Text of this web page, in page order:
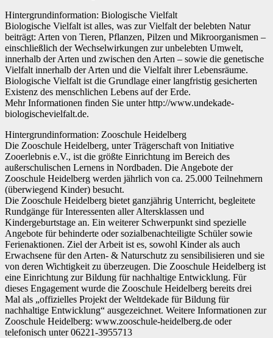
Hintergrundinformation: Biologische Vielfalt
Biologische Vielfalt ist alles, was zur Vielfalt der belebten Natur
beiträgt: Arten von Tieren, Pflanzen, Pilzen und Mikroorganismen –
einschließlich der Wechselwirkungen zur unbelebten Umwelt,
innerhalb der Arten und zwischen den Arten – sowie die genetische
Vielfalt innerhalb der Arten und die Vielfalt ihrer Lebensräume.
Biologische Vielfalt ist die Grundlage einer langfristig gesicherten
Existenz des menschlichen Lebens auf der Erde.
Mehr Informationen finden Sie unter http://www.undekade-
biologischevielfalt.de.
Hintergrundinformation: Zooschule Heidelberg
Die Zooschule Heidelberg, unter Trägerschaft von Initiative
Zooerlebnis e.V., ist die größte Einrichtung im Bereich des
außerschulischen Lernens in Nordbaden. Die Angebote der
Zooschule Heidelberg werden jährlich von ca. 25.000 Teilnehmern
(überwiegend Kinder) besucht.
Die Zooschule Heidelberg bietet ganzjährig Unterricht, begleitete
Rundgänge für Interessenten aller Altersklassen und
Kindergeburtstage an. Ein weiterer Schwerpunkt sind spezielle
Angebote für behinderte oder sozialbenachteiligte Schüler sowie
Ferienaktionen. Ziel der Arbeit ist es, sowohl Kinder als auch
Erwachsene für den Arten- & Naturschutz zu sensibilisieren und sie
von deren Wichtigkeit zu überzeugen. Die Zooschule Heidelberg ist
eine Einrichtung zur Bildung für nachhaltige Entwicklung. Für
dieses Engagement wurde die Zooschule Heidelberg bereits drei
Mal als „offizielles Projekt der Weltdekade für Bildung für
nachhaltige Entwicklung“ ausgezeichnet. Weitere Informationen zur
Zooschule Heidelberg: www.zooschule-heidelberg.de oder
telefonisch unter 06221-3955713